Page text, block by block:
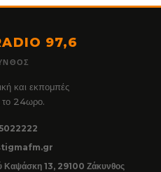
97,6
και εκπομπές
24ωρο.
13, 29100 Ζάκυνθος